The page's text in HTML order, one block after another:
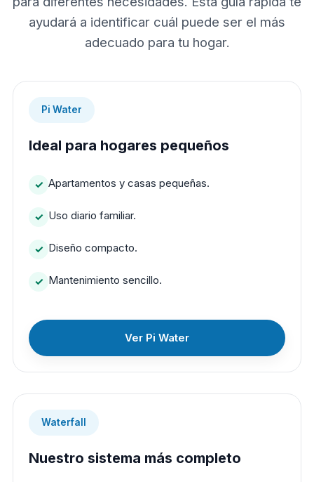
ayudará a identificar cuál puede ser el más
adecuado para tu hogar.
Pi Water
Ideal para hogares pequeños
Apartamentos y casas pequeñas.
Uso diario familiar.
Diseño compacto.
Mantenimiento sencillo.
Ver Pi Water
Waterfall
Nuestro sistema más completo